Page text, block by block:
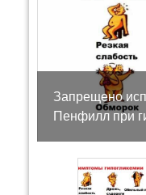
Запрещено
Пенфилл при